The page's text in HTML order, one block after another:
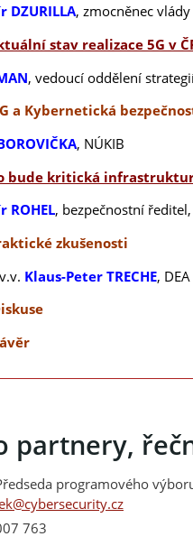
DZURILLA, zmocněnec
stav realizace 5G v
, vedoucí oddělení
a Kybernetická
, NÚKIB
bude kritická
ROHEL, bezpečnostní ředitel,
zkušenosti
Klaus-Peter TRECHE, DEA
partnery,
programového
763